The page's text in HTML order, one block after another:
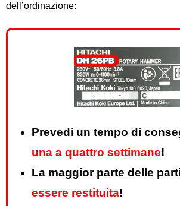
dell’ordinazione:
Prevedi un tempo di
una a quattro settimane!
La maggior parte delle parti
essere restituita!